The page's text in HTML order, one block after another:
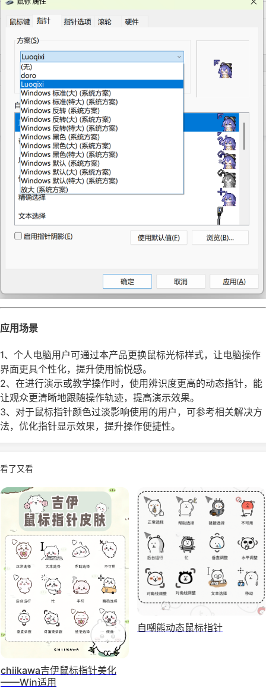
应用场景
1、个人电脑用户可通过本产品更换鼠标光标样式，让电脑操作
界面更具个性化，提升使用愉悦感。
2、在进行演示或教学操作时，使用辨识度更高的动态指针，能
让观众更清晰地跟随操作轨迹，提高演示效果。
3、对于鼠标指针颜色过淡影响使用的用户，可参考相关解决方
法，优化指针显示效果，提升操作便捷性。
看了又看
chiikawa吉伊鼠标指针美化
——Win适用
自嘲熊动态鼠标指针